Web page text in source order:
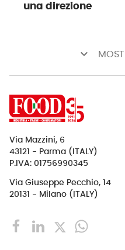
una direzione
keyboard_arrow_down
Via Mazzini, 6
43121 - Parma (ITALY)
P.IVA: 01756990345
Via Giuseppe Pecchio, 14
20131 - Milano (ITALY)